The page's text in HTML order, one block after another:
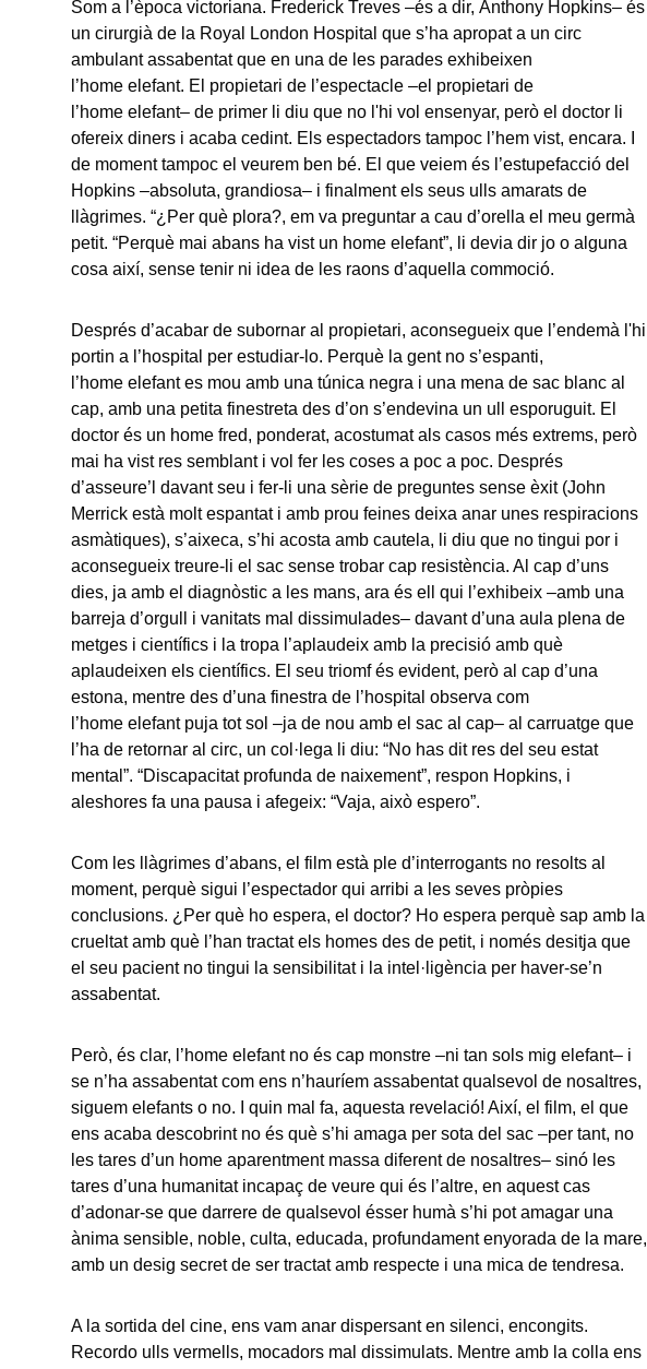
Som a l’època victoriana. Frederick Treves –és a dir, Anthony Hopkins– és
un cirurgià de la Royal London Hospital que s’ha apropat a un circ
ambulant assabentat que en una de les parades exhibeixen
l’home elefant. El propietari de l’espectacle –el propietari de
l’home elefant– de primer li diu que no l'hi vol ensenyar, però el doctor li
ofereix diners i acaba cedint. Els espectadors tampoc l’hem vist, encara. I
de moment tampoc el veurem ben bé. El que veiem és l’estupefacció del
Hopkins –absoluta, grandiosa– i finalment els seus ulls amarats de
llàgrimes. “¿Per què plora?, em va preguntar a cau d’orella el meu germà
petit. “Perquè mai abans ha vist un home elefant”, li devia dir jo o alguna
cosa així, sense tenir ni idea de les raons d’aquella commoció.
Després d’acabar de subornar al propietari, aconsegueix que l’endemà l'hi
portin a l’hospital per estudiar-lo. Perquè la gent no s’espanti,
l’home elefant es mou amb una túnica negra i una mena de sac blanc al
cap, amb una petita finestreta des d’on s’endevina un ull esporuguit. El
doctor és un home fred, ponderat, acostumat als casos més extrems, però
mai ha vist res semblant i vol fer les coses a poc a poc. Després
d’asseure’l davant seu i fer-li una sèrie de preguntes sense èxit (John
Merrick està molt espantat i amb prou feines deixa anar unes respiracions
asmàtiques), s’aixeca, s’hi acosta amb cautela, li diu que no tingui por i
aconsegueix treure-li el sac sense trobar cap resistència. Al cap d’uns
dies, ja amb el diagnòstic a les mans, ara és ell qui l’exhibeix –amb una
barreja d’orgull i vanitats mal dissimulades– davant d’una aula plena de
metges i científics i la tropa l’aplaudeix amb la precisió amb què
aplaudeixen els científics. El seu triomf és evident, però al cap d’una
estona, mentre des d’una finestra de l’hospital observa com
l’home elefant puja tot sol –ja de nou amb el sac al cap– al carruatge que
l’ha de retornar al circ, un col·lega li diu: “No has dit res del seu estat
mental”. “Discapacitat profunda de naixement”, respon Hopkins, i
aleshores fa una pausa i afegeix: “Vaja, això espero”.
Com les llàgrimes d’abans, el film està ple d’interrogants no resolts al
moment, perquè sigui l’espectador qui arribi a les seves pròpies
conclusions. ¿Per què ho espera, el doctor? Ho espera perquè sap amb la
crueltat amb què l’han tractat els homes des de petit, i només desitja que
el seu pacient no tingui la sensibilitat i la intel·ligència per haver-se’n
assabentat.
Però, és clar, l’home elefant no és cap monstre –ni tan sols mig elefant– i
se n’ha assabentat com ens n’hauríem assabentat qualsevol de nosaltres,
siguem elefants o no. I quin mal fa, aquesta revelació! Així, el film, el que
ens acaba descobrint no és què s’hi amaga per sota del sac –per tant, no
les tares d’un home aparentment massa diferent de nosaltres– sinó les
tares d’una humanitat incapaç de veure qui és l’altre, en aquest cas
d’adonar-se que darrere de qualsevol ésser humà s’hi pot amagar una
ànima sensible, noble, culta, educada, profundament enyorada de la mare,
amb un desig secret de ser tractat amb respecte i una mica de tendresa.
A la sortida del cine, ens vam anar dispersant en silenci, encongits.
Recordo ulls vermells, mocadors mal dissimulats. Mentre amb la colla ens